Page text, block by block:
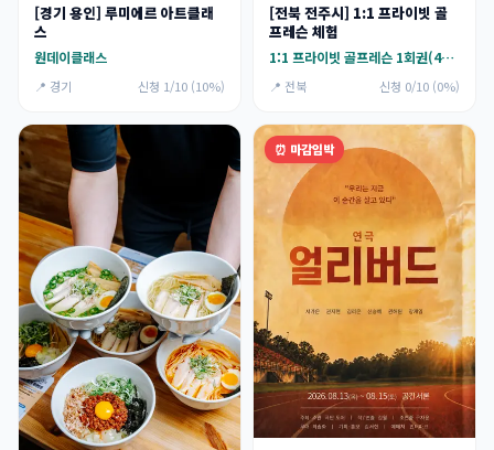
[경기 용인] 루미에르 아트클래
스
원데이클래스
📍 경기 신청 1/10 (10%)
[전북 전주시] 1:1 프라이빗 골
프레슨 체험
1:1 프라이빗 골프레슨 1회권(4만5천원) 제공(레슨+연습)(약1시간)
📍 전북 신청 0/10 (0%)
⏰ 마감임박